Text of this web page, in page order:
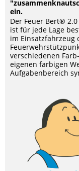
ein.
Der Feuer Bert®
ist für jede Lage
im Einsatzfahrzeug
verschiedenen
eigenen farbigen
Aufgabenbereich